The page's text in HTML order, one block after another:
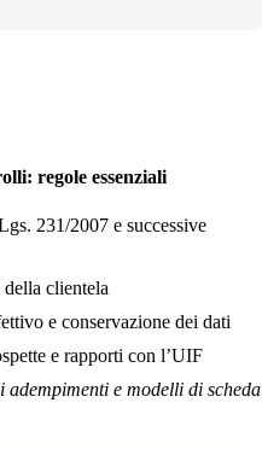
regole essenziali
231/2007 e successive
clientela
e conservazione dei dati
e rapporti con l’UIF
e modelli di scheda